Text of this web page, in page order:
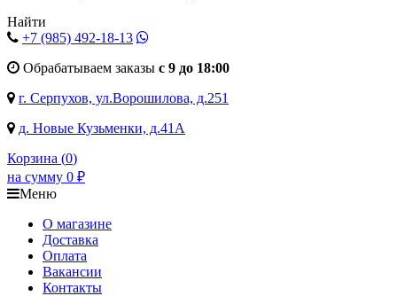
Найти
+7 (985) 492-18-13
Обрабатываем заказы с 9 до 18:00
г. Серпухов, ул.Ворошилова, д.251
д. Новые Кузьменки, д.41А
Корзина (0)
на сумму 0 ₽
Меню
О магазине
Доставка
Оплата
Вакансии
Контакты